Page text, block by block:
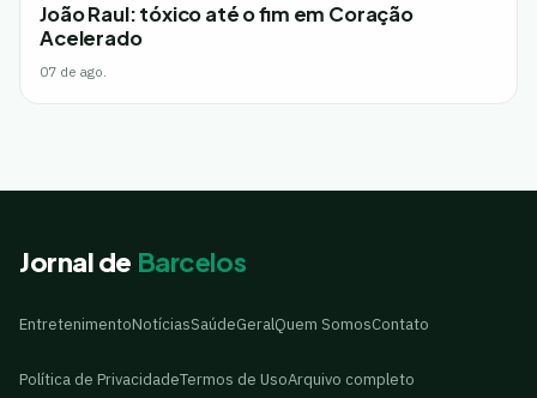
João Raul: tóxico até o fim em Coração
Acelerado
07 de ago.
Jornal de Barcelos
EntretenimentoNotíciasSaúdeGeralQuem SomosContato
Política de PrivacidadeTermos de UsoArquivo completo